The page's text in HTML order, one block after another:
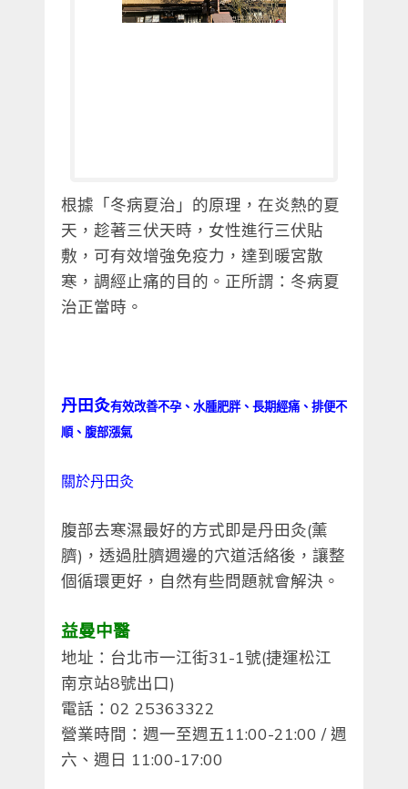
根據「冬病夏治」的原理，在炎熱的夏
天，趁著三伏天時，女性進行三伏貼
敷，可有效增強免疫力，達到暖宮散
寒，調經止痛的目的。正所謂：冬病夏
治正當時。
丹田灸有效改善不孕、水腫肥胖、長期經痛、排便不
順、腹部漲氣
關於丹田灸
腹部去寒濕最好的方式即是丹田灸(薰
臍)，透過肚臍週邊的穴道活絡後，讓整
個循環更好，自然有些問題就會解決。
益曼中醫
地址：台北市一江街31-1號(捷運松江
南京站8號出口)
電話：02 25363322
營業時間：週一至週五11:00-21:00 / 週
六、週日 11:00-17:00